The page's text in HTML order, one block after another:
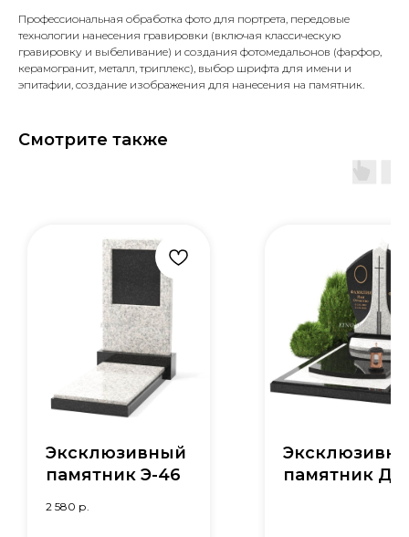
Профессиональная обработка фото для портрета, передовые
технологии нанесения гравировки (включая классическую
гравировку и выбеливание) и создания фотомедальонов (фарфор,
керамогранит, металл, триплекс), выбор шрифта для имени и
эпитафии, создание изображения для нанесения на памятник.
Смотрите также
Эксклюзивный
памятник Э-46
2 580 р.
памятник Д-1